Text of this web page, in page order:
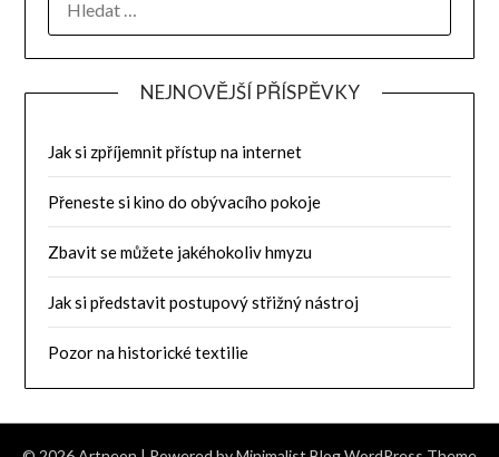
NEJNOVĚJŠÍ PŘÍSPĚVKY
Jak si zpříjemnit přístup na internet
Přeneste si kino do obývacího pokoje
Zbavit se můžete jakéhokoliv hmyzu
Jak si představit postupový střižný nástroj
Pozor na historické textilie